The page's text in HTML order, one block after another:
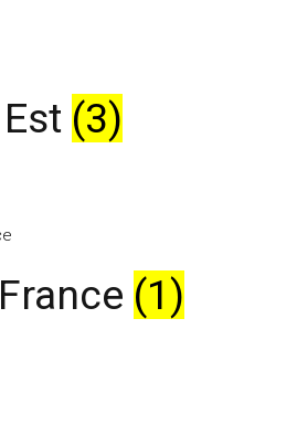
(3)
(1)